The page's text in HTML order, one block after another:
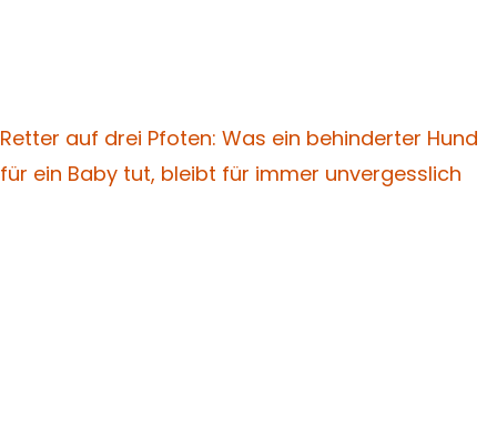
Retter auf drei Pfoten: Was ein behinderter Hund
für ein Baby tut, bleibt für immer unvergesslich